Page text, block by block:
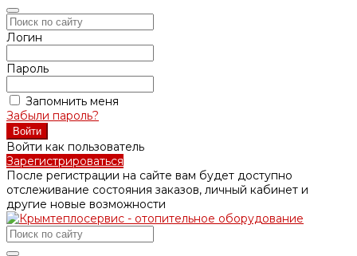
Логин
Пароль
Запомнить меня
Забыли пароль?
Войти как пользователь
Зарегистрироваться
После регистрации на сайте вам будет доступно
отслеживание состояния заказов, личный кабинет и
другие новые возможности